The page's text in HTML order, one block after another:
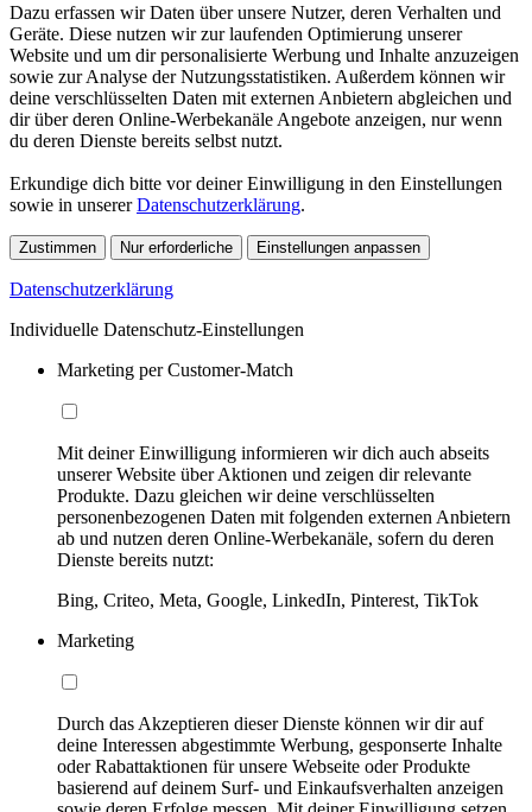
Dazu erfassen wir Daten über unsere Nutzer, deren Verhalten und
Geräte. Diese nutzen wir zur laufenden Optimierung unserer
Website und um dir personalisierte Werbung und Inhalte anzuzeigen
sowie zur Analyse der Nutzungsstatistiken. Außerdem können wir
deine verschlüsselten Daten mit externen Anbietern abgleichen und
dir über deren Online-Werbekanäle Angebote anzeigen, nur wenn
du deren Dienste bereits selbst nutzt.
Erkundige dich bitte vor deiner Einwilligung in den Einstellungen
sowie in unsererDatenschutzerklärung.
Zustimmen Nur erforderliche Einstellungen anpassen
Datenschutzerklärung
Individuelle Datenschutz-Einstellungen
Marketing per Customer-Match
Mit deiner Einwilligung informieren wir dich auch abseits
unserer Website über Aktionen und zeigen dir relevante
Produkte. Dazu gleichen wir deine verschlüsselten
personenbezogenen Daten mit folgenden externen Anbietern
ab und nutzen deren Online-Werbekanäle, sofern du deren
Dienste bereits nutzt:
Bing, Criteo, Meta, Google, LinkedIn, Pinterest, TikTok
Marketing
Durch das Akzeptieren dieser Dienste können wir dir auf
deine Interessen abgestimmte Werbung, gesponserte Inhalte
oder Rabattaktionen für unsere Webseite oder Produkte
basierend auf deinem Surf- und Einkaufsverhalten anzeigen